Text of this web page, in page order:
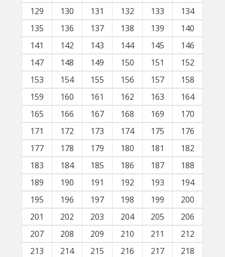
129
130 131 132 133
134
135
136 137 138 139
140
141
142 143 144 145
146
147
148 149 150 151
152
153
154 155 156 157
158
159
160 161 162 163
164
165
166 167 168 169
170
171
172 173 174 175
176
177
178 179 180 181
182
183
184 185 186 187
188
189
190 191 192 193
194
195
196 197 198 199
200
201
202 203 204 205
206
207
208 209 210 211
212
213
214 215 216 217
218